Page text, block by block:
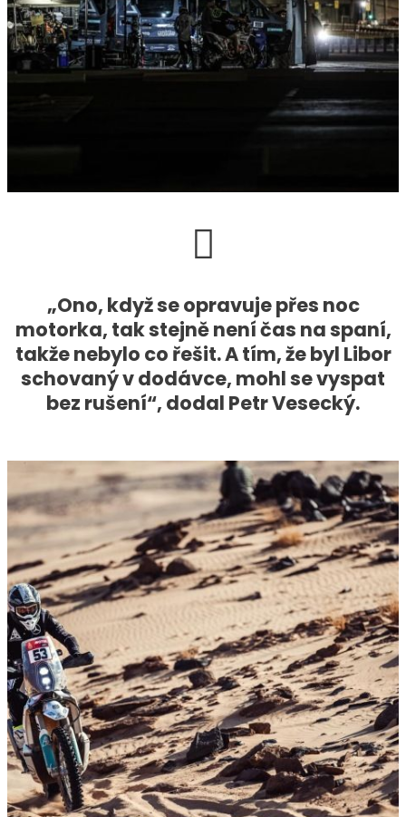
„Ono, když se opravuje přes noc
motorka, tak stejně není čas na spaní,
takže nebylo co řešit. A tím, že byl Libor
schovaný v dodávce, mohl se vyspat
bez rušení“, dodal Petr Vesecký.